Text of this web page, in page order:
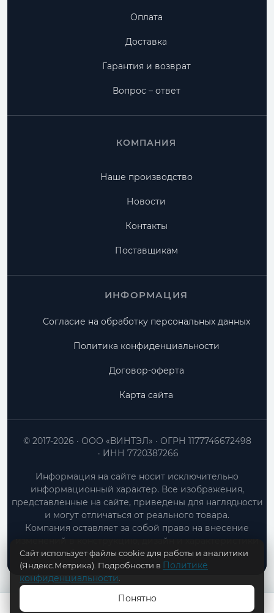
Оплата
Доставка
Гарантия и возврат
Вопрос – ответ
КОМПАНИЯ
Наше производство
Новости
Контакты
Поставщикам
ИНФОРМАЦИЯ
Согласие на обработку персональных данных
Политика конфиденциальности
Договор-оферта
Карта сайта
ООО «ВИНТЭЛ»
ОГРН 1177746672498
ИНН 7720387266
© 2017-2026
Информация на сайте носит исключительно
информационный характер. Все изображения,
представленные на сайте, приведены для наглядности
и могут отличаться от реального товара.
Компания оставляет за собой право на внесение
изменений в конструкцию, дизайн и характеристики
товара без предварительного уведомления.
Сайт использует файлы cookie для работы и аналитики
(Яндекс.Метрика). Подробности в Политике
конфиденциальности
Понятно